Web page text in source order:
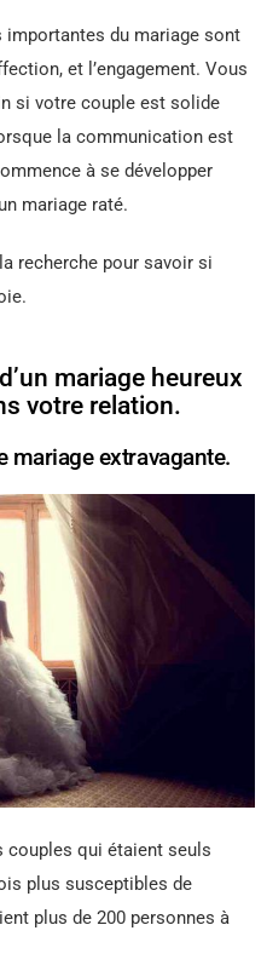
du mariage sont
et l’engagement. Vous
si votre couple est solide
la communication est
à se développer
mariage raté.
recherche pour savoir si
mariage heureux
votre relation.
mariage extravagante.
couples qui étaient seuls
plus susceptibles de
plus de 200 personnes à